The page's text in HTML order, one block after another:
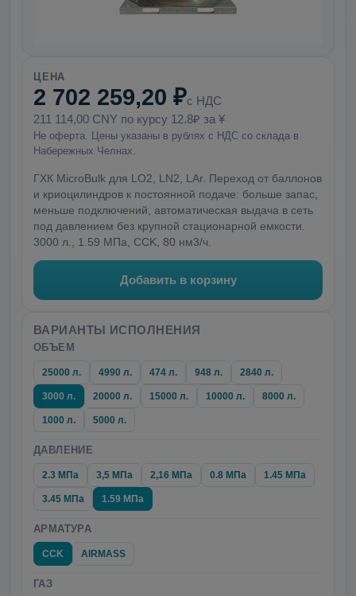
ЦЕНА
2 702 259,20 ₽с НДС
211 114,00 CNY по курсу 12.8₽ за ¥
Не оферта. Цены указаны в рублях с НДС со склада в
Набережных Челнах.
ГХК MicroBulk для LO2, LN2, LAr. Переход от баллонов
и криоцилиндров к постоянной подаче: больше запас,
меньше подключений, автоматическая выдача в сеть
под давлением без крупной стационарной емкости.
3000 л., 1.59 МПа, CCK, 80 нм3/ч.
Добавить в корзину
ВАРИАНТЫ ИСПОЛНЕНИЯ
ОБЪЕМ
25000 л. 4990 л. 474 л. 948 л. 2840 л.
3000 л. 20000 л. 15000 л. 10000 л. 8000 л.
1000 л. 5000 л.
ДАВЛЕНИЕ
2.3 МПа 3,5 МПа 2,16 МПа 0.8 МПа 1.45 МПа
3.45 МПа 1.59 МПа
АРМАТУРА
CCK AIRMASS
ГАЗ